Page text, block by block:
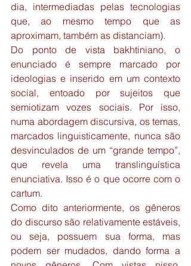
dia, intermediadas pelas tecnologias
que, ao mesmo tempo que as
aproximam, também as distanciam).
Do ponto de vista bakhtiniano, o
enunciado é sempre marcado por
ideologias e inserido em um contexto
social, entoado por sujeitos que
semiotizam vozes sociais. Por isso,
numa abordagem discursiva, os temas,
marcados linguisticamente, nunca são
desvinculados de um “grande tempo”,
que revela uma translinguística
enunciativa. Isso é o que ocorre com o
cartum.
Como dito anteriormente, os gêneros
do discurso são relativamente estáveis,
ou seja, possuem sua forma, mas
podem ser mudados, dando forma a